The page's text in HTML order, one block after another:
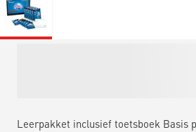
Leerpakket inclusief toetsboek Basis